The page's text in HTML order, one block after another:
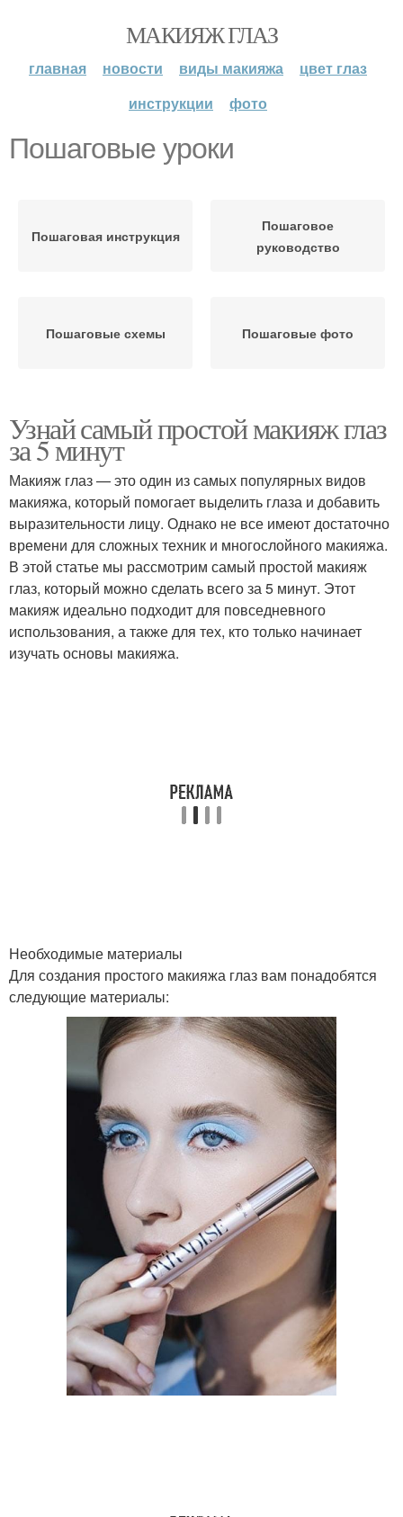
МАКИЯЖ ГЛАЗ
главная новости виды макияжа
цвет глаз
инструкции
фото
Пошаговые уроки
Пошаговая инструкция
Пошаговое
руководство
Пошаговые схемы Пошаговые фото
Узнай самый простой макияж глаз
за 5 минут
Макияж глаз — это один из самых популярных видов
макияжа, который помогает выделить глаза и добавить
выразительности лицу. Однако не все имеют достаточно
времени для сложных техник и многослойного макияжа.
В этой статье мы рассмотрим самый простой макияж
глаз, который можно сделать всего за 5 минут. Этот
макияж идеально подходит для повседневного
использования, а также для тех, кто только начинает
изучать основы макияжа.
Необходимые материалы
Для создания простого макияжа глаз вам понадобятся
следующие материалы: